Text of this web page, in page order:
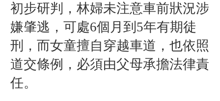
初步研判，林婦未注意車前狀況涉
嫌肇逃，可處6個月到5年有期徒
刑，而女童擅自穿越車道，也依照
道交條例，必須由父母承擔法律責
任。